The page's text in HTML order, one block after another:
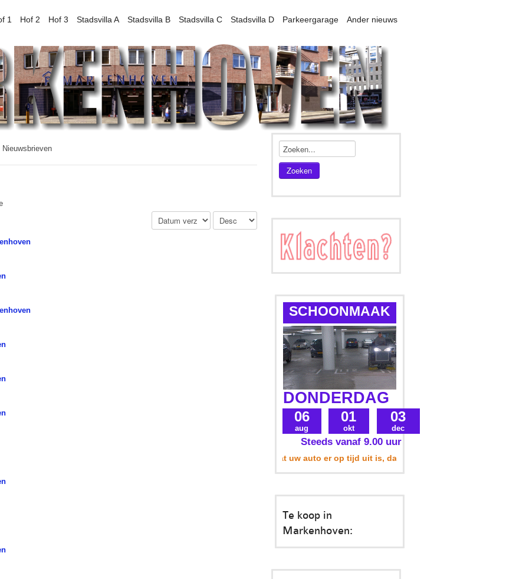
1 Hof 2 Hof 3 Stadsvilla A Stadsvilla B Stadsvilla C Stadsvilla D Parkeergarage Ander nieuws
Nieuwsbrieven
Zoeken
SCHOONMAAK
DONDERDAG
06
aug
01
okt
03
dec
Steeds vanaf 9.00 uur
Zorg dat uw auto er op tijd uit is, dan wordt uw parkeerplek ook
Te koop in
Markenhoven: